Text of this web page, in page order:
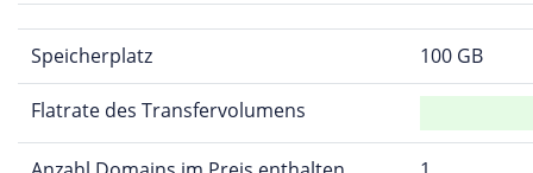
Speicherplatz 100 GB
Flatrate des Transfervolumens